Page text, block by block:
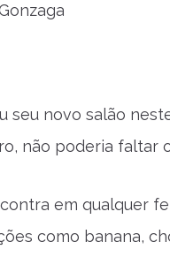
seu novo salão
não poderia faltar
em qualquer
como banana,